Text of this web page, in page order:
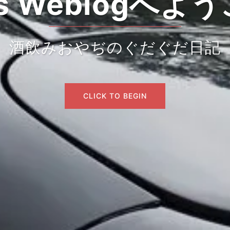
酒飲みおやぢのぐだぐだ日記
CLICK TO BEGIN